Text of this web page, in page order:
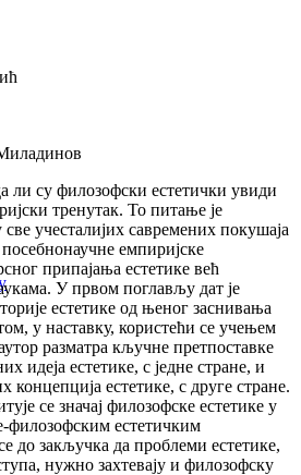
ли су филозофски естетички увиди
тренутак. То питање је
учесталијих савремених покушаја
емпиријске
припајања естетике већ
У првом поглављу дат је
естетике од њеног заснивања
у наставку, користећи се учењем
разматра кључне претпоставке
идеја естетике, с једне стране, и
концепција естетике, с друге стране.
се значај филозофске естетике у
филозофским естетичким
до закључка да проблеми естетике,
нужно захтевају и филозофску